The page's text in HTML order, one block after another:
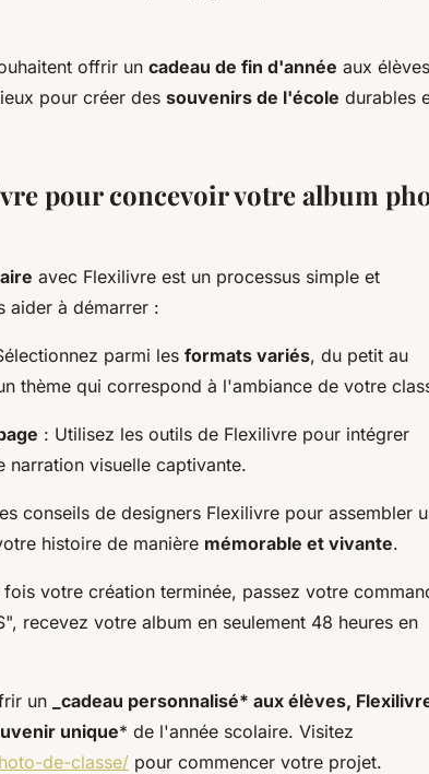
offrir un cadeau de fin d'année aux élèves
pour créer des souvenirs de l'école durables
pour concevoir votre album
avec Flexilivre est un processus simple et
aider à démarrer :
parmi les formats variés, du petit au
thème qui correspond à l'ambiance de votre
: Utilisez les outils de Flexilivre pour intégrer
narration visuelle captivante.
conseils de designers Flexilivre pour assembler
histoire de manière mémorable et vivante.
fois votre création terminée, passez votre
recevez votre album en seulement 48 heures en
un
_cadeau personnalisé* aux élèves,
unique* de l'année scolaire. Visitez
de-classe/ pour commencer votre projet.